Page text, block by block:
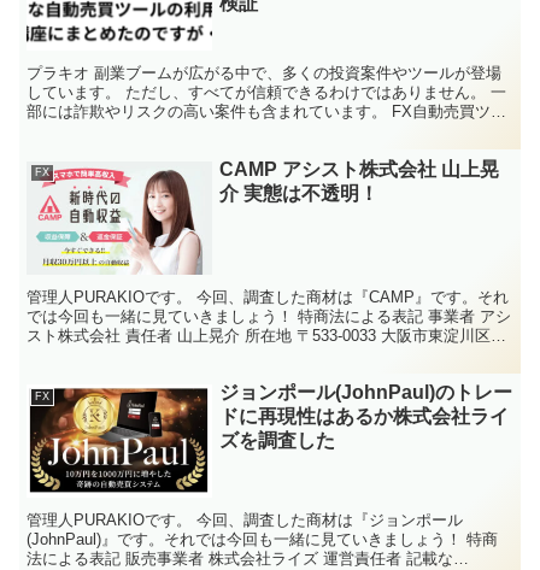
プラキオ 副業ブームが広がる中で、多くの投資案件やツールが登場
しています。 ただし、すべてが信頼できるわけではありません。 一
部には詐欺やリスクの高い案件も含まれています。 FX自動売買ツー
FX
CAMP アシスト株式会社 山上晃
介 実態は不透明！
管理人PURAKIOです。 今回、調査した商材は『CAMP』です。それ
では今回も一緒に見ていきましょう！ 特商法による表記 事業者 アシ
スト株式会社 責任者 山上晃介 所在地 〒533-0033 大阪市東淀川区東
FX
ジョンポール(JohnPaul)のトレー
ドに再現性はあるか株式会社ライ
ズを調査した
管理人PURAKIOです。 今回、調査した商材は『ジョンポール
(JohnPaul)』です。それでは今回も一緒に見ていきましょう！ 特商
法による表記 販売事業者 株式会社ライズ 運営責任者 記載な